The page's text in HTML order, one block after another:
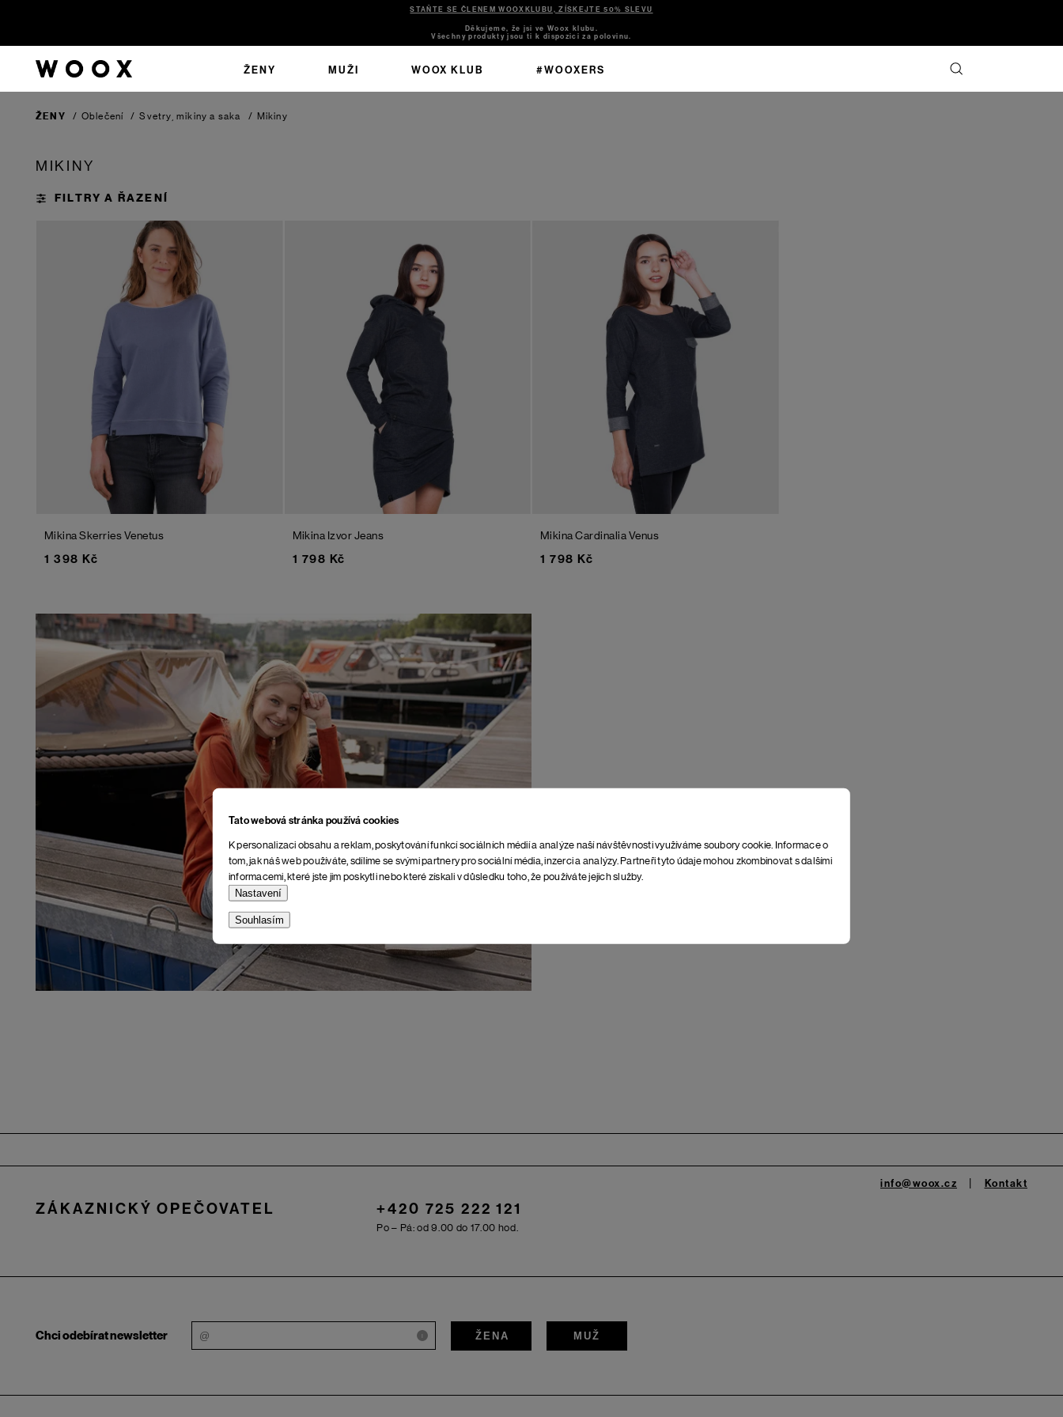
Tato webová stránka používá cookies
K personalizaci obsahu a reklam, poskytování funkcí sociálních médií a analýze naší návštěvnosti využíváme soubory cookie. Informace o
tom, jak náš web používáte, sdílíme se svými partnery pro sociální média, inzerci a analýzy. Partneři tyto údaje mohou zkombinovat s dalšími
informacemi, které jste jim poskytli nebo které získali v důsledku toho, že používáte jejich služby.
Nastavení
Souhlasím
STAŇTE SE ČLENEM WOOXKLUBU, ZÍSKEJTE 50% SLEVU
Děkujeme, že jsi ve Woox klubu.
Všechny produkty jsou ti k dispozici za polovinu.
ŽENY MUŽI WOOX KLUB #WOOXERS
ŽENY / Oblečení / Svetry, mikiny a saka / Mikiny
MIKINY
Mikina SkerriesVenetus
1 398 Kč
Mikina IzvorJeans
1 798 Kč
Mikina Cardinalia Venus
1 798 Kč
ZÁKAZNICKÝ OPEČOVATEL +420 725 222 121
Po – Pá: od 9.00 do 17.00 hod.
info@woox.cz Kontakt
Chci odebírat newsletter i ŽENA MUŽ